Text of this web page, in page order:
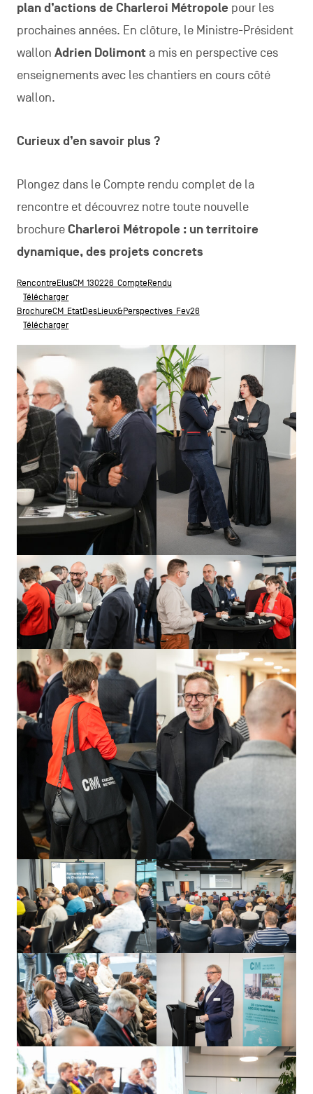
plan d’actions de Charleroi Métropole pour les
prochaines années. En clôture, le Ministre-Président
wallon Adrien Dolimonta mis en perspective ces
enseignements avec les chantiers en cours côté
wallon.
Curieux d’en savoir plus ?
Plongez dans le Compte rendu complet de la
rencontre et découvrez notre toute nouvelle
brochureCharleroi Métropole : un territoire
dynamique, des projets concrets
RencontreElusCM_130226_CompteRendu
Télécharger
BrochureCM_EtatDesLieux&Perspectives_Fev26
Télécharger